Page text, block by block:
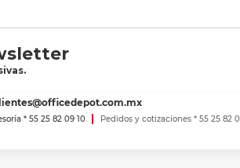
* 55 25 82 09 10
Pedidos y cotizaciones * 55 25 82